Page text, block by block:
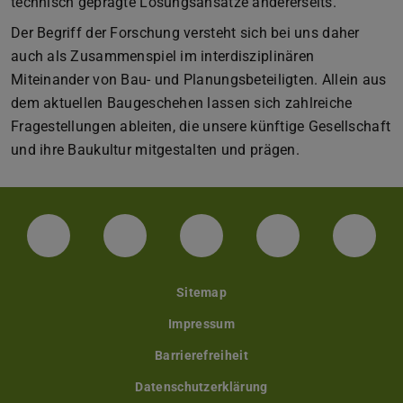
Der Begriff der Forschung versteht sich bei uns daher
auch als Zusammenspiel im interdisziplinären
Miteinander von Bau- und Planungsbeteiligten. Allein aus
dem aktuellen Baugeschehen lassen sich zahlreiche
Fragestellungen ableiten, die unsere künftige Gesellschaft
und ihre Baukultur mitgestalten und prägen.
LinkedIn-Seite der TU Darmstadt
Instagram-Kanal der TU
Bluesky-Kanal der TU
Facebook-
Sitemap
Impressum
Barrierefreiheit
Datenschutzerklärung